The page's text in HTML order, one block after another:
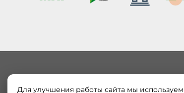
Наш магазин «ЕВРОПА СВЕТ»
Для улучшения работы сайта мы